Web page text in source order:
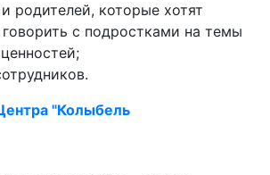
и родителей, которые хотят
говорить с подростками на темы
"Колыбель